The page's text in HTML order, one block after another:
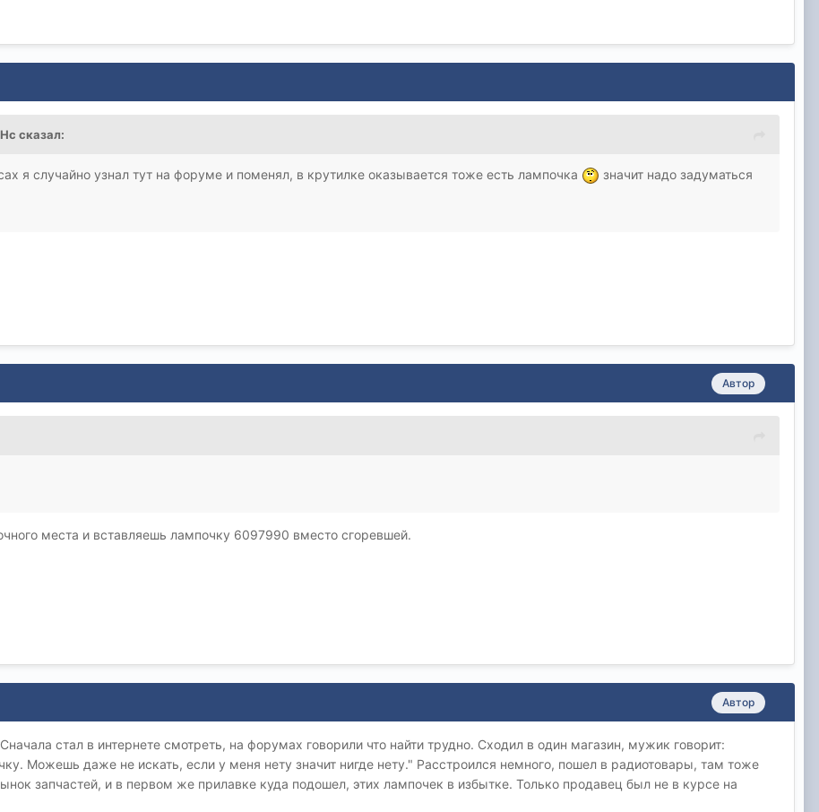
сказал:
я случайно узнал тут на форуме и поменял, в крутилке оказывается тоже есть лампочка
значит надо задуматься
Автор
места и вставляешь лампочку 6097990 вместо сгоревшей.
Автор
стал в интернете смотреть, на форумах говорили что найти трудно. Сходил в один магазин, мужик говорит:
Можешь даже не искать, если у меня нету значит нигде нету." Расстроился немного, пошел в радиотовары, там тоже
запчастей, и в первом же прилавке куда подошел, этих лампочек в избытке. Только продавец был не в курсе на